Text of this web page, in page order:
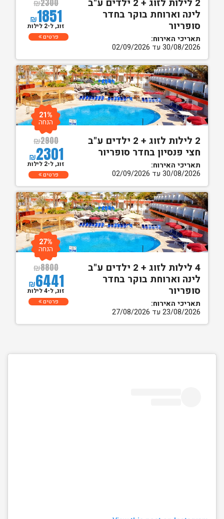
2 לילות לזוג + 2 ילדים ע"ב
לינה וארוחת בוקר בחדר
סופריור
תאריכי האירוח:
30/08/2026 עד 02/09/2026
₪2300
₪1851
זוג, ל-2 לילות
פרטים
2 לילות לזוג + 2 ילדים ע"ב
חצי פנסיון בחדר סופריור
תאריכי האירוח:
30/08/2026 עד 02/09/2026
₪2900
₪2301
21%
הנחה
זוג, ל-2 לילות
פרטים
4 לילות לזוג + 2 ילדים ע"ב
לינה וארוחת בוקר בחדר
סופריור
תאריכי האירוח:
23/08/2026 עד 27/08/2026
₪8800
₪6441
27%
הנחה
זוג, ל-4 לילות
פרטים